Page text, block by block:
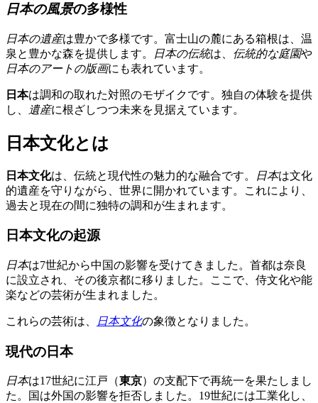
日本の風景の多様性
日本の遺産は豊かで多様です。富士山の麓にある箱根は、温
泉と豊かな森を提供します。
日本の伝統は、 伝統的な庭園や
日本のアートの版画にも表れています。
日本は調和の取れた対照のモザイクです。独自の体験を提供
し、
遺産に根ざしつつ未来を見据えています。
日本文化とは
日本文化は、伝統と現代性の魅力的な融合です。 日本は文化
的遺産を守りながら、世界に開かれています。これにより、
過去と現在の間に独特の調和が生まれます。
日本文化の起源
日本は7世紀から中国の影響を受けてきました。首都は奈良
に設立され、その後京都に移りました。ここで、侍文化や能
楽などの芸術が生まれました。
これらの芸術は、 日本文化の象徴となりました。
現代の日本
日本は17世紀に江戸（東京）の支配下で再統一を果たしまし
た。国は外国の影響を拒否しました。19世紀には工業化し、